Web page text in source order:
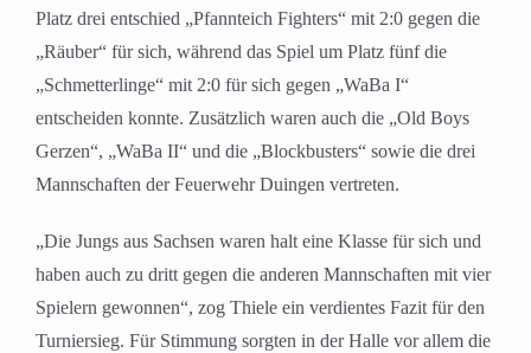
Platz drei entschied „Pfannteich Fighters“ mit 2:0 gegen die
„Räuber“ für sich, während das Spiel um Platz fünf die
„Schmetterlinge“ mit 2:0 für sich gegen „WaBa I“
entscheiden konnte. Zusätzlich waren auch die „Old Boys
Gerzen“, „WaBa II“ und die „Blockbusters“ sowie die drei
Mannschaften der Feuerwehr Duingen vertreten.
„Die Jungs aus Sachsen waren halt eine Klasse für sich und
haben auch zu dritt gegen die anderen Mannschaften mit vier
Spielern gewonnen“, zog Thiele ein verdientes Fazit für den
Turniersieg. Für Stimmung sorgten in der Halle vor allem die